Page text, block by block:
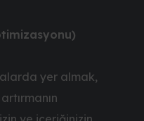
yer almak,